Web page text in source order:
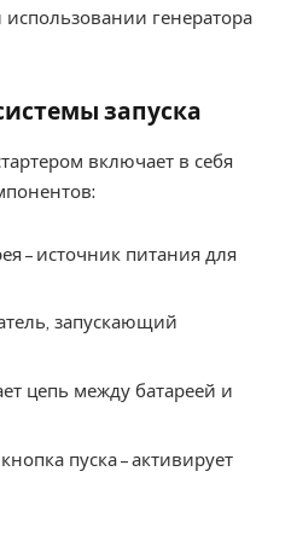
генератора
запуска
включает в себя
– источник питания для
запускающий
цепь между батареей и
пуска – активирует